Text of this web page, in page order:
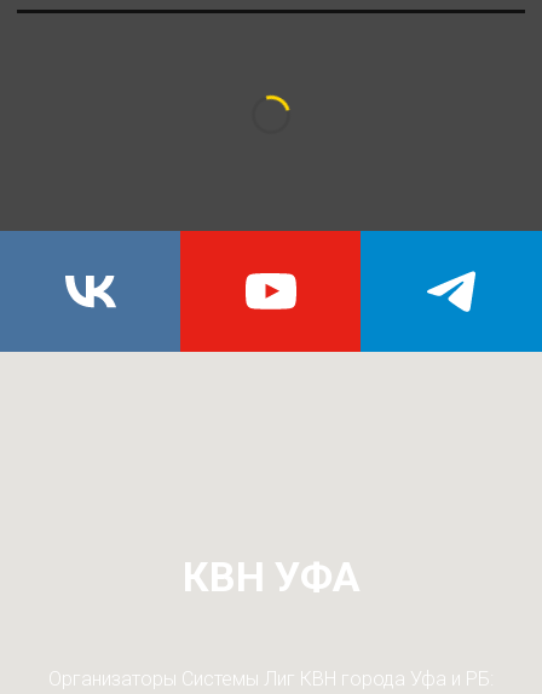
КВН УФА
Организаторы Системы Лиг КВН города Уфа и РБ: